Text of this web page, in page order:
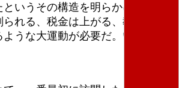
いうその構造を明らかにした。
れる、税金は上がる、教育費も
うな大運動が必要だ。いっしょ